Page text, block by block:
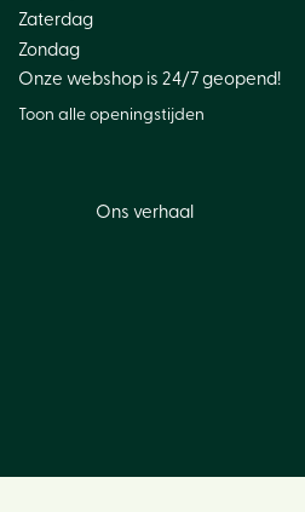
Zaterdag
Zondag
Onze webshop is 24/7 geopend!
Toon alle openingstijden
Ons verhaal